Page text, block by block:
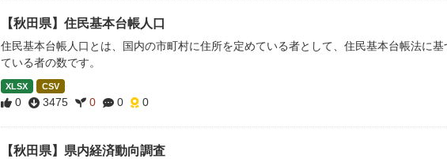
【秋田県】住民基本台帳人口
住民基本台帳人口とは、国内の市町村に住所を定めている者として、住民基本台帳法に
ている者の数です。
XLSX CSV
0 3475 0 0 0
【秋田県】県内経済動向調査